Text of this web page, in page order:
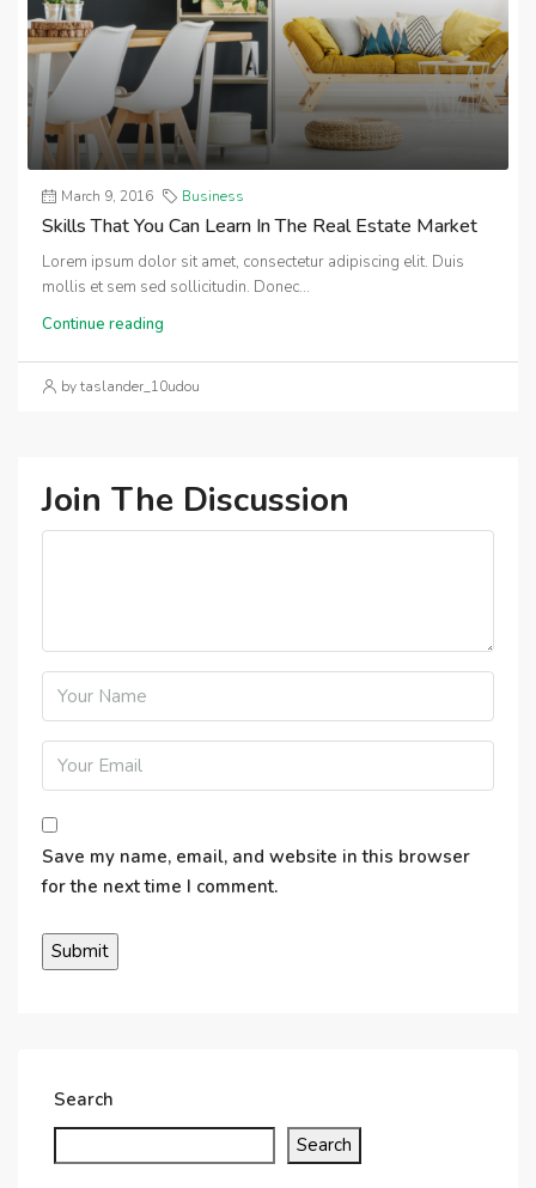
March 9, 2016 Business
Skills That You Can Learn In The Real Estate Market
Lorem ipsum dolor sit amet, consectetur adipiscing elit. Duis
mollis et sem sed sollicitudin. Donec...
Continue reading
by taslander_10udou
Join The Discussion
Save my name, email, and website in this browser
for the next time I comment.
Search
Search